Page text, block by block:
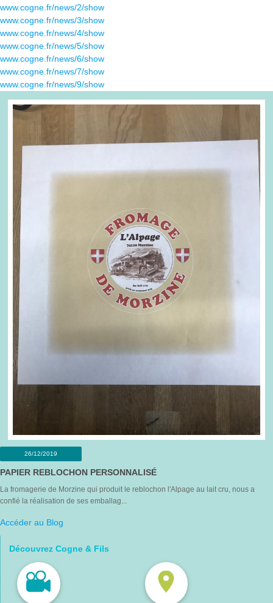
www.cogne.fr/news/2/show
www.cogne.fr/news/3/show
www.cogne.fr/news/4/show
www.cogne.fr/news/5/show
www.cogne.fr/news/6/show
www.cogne.fr/news/7/show
www.cogne.fr/news/9/show
26/12/2019
PAPIER REBLOCHON PERSONNALISÉ
La fromagerie de Morzine qui produit le reblochon l'Alpage au lait cru, nous a
confié la réalisation de ses emballag...
Accéder au Blog
Découvrez Cogne & Fils